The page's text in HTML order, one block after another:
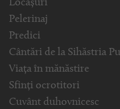
Locașuri
Pelerinaj
Predici
Cântări de la Sihăstria
Viața în mănăstire
Sfinți ocrotitori
Cuvânt duhovnicesc